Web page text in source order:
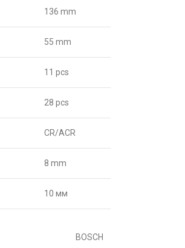
136 mm
55 mm
11 pcs
28 pcs
CR/ACR
8 mm
10 мм
BOSCH